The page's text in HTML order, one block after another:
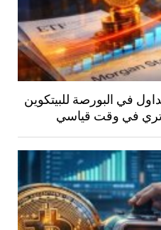
في البورصة للبيتكوين
تري في وقت قياسي